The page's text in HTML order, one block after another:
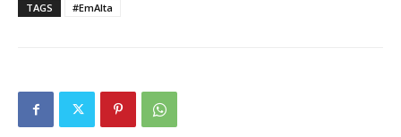
TAGS #EmAlta